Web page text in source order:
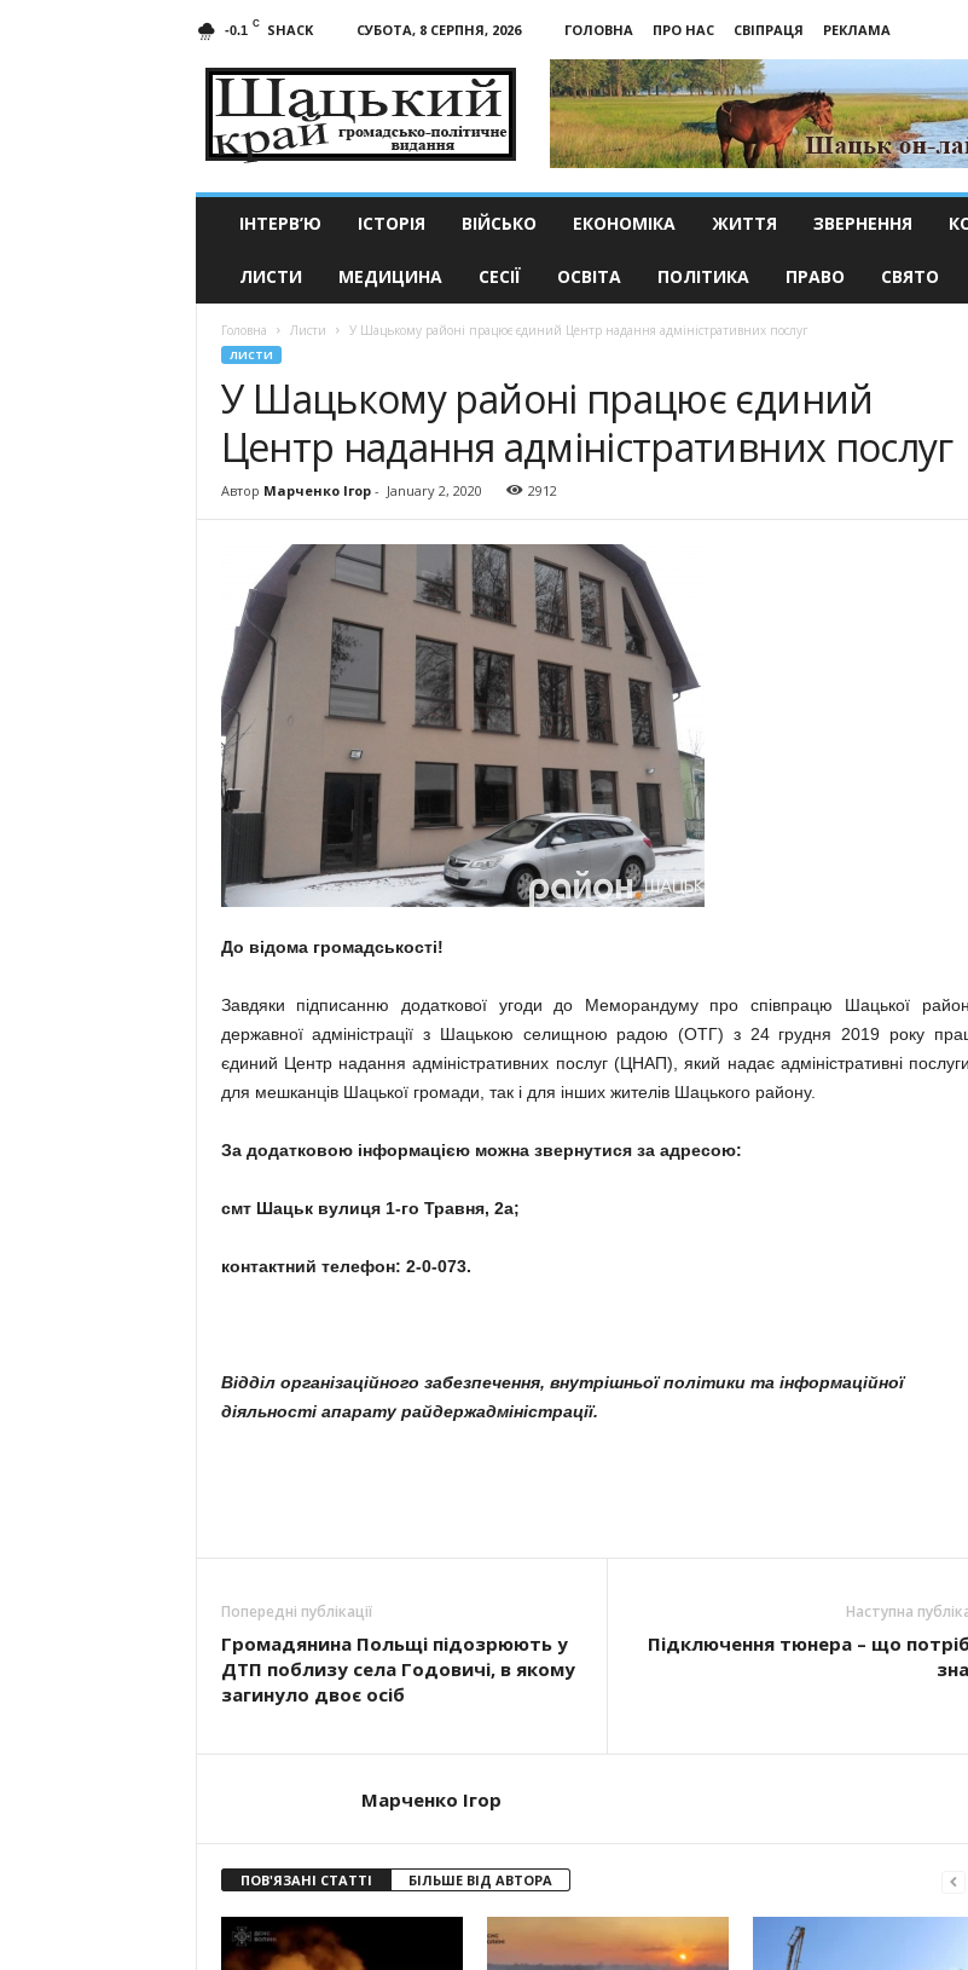
-0.1 C SHACK СУБОТА, 8 СЕРПНЯ, 2026 ГОЛОВНА ПРО НАС СВІПРАЦЯ
РЕКЛАМА
край
ІНТЕРВ’Ю ІСТОРІЯ ВІЙСЬКО ЕКОНОМІКА ЖИТТЯ ЗВЕРНЕННЯ
ЛИСТИ МЕДИЦИНА СЕСІЇ ОСВІТА ПОЛІТИКА ПРАВО СВЯТО
Головна Листи У Шацькому районі працює єдиний Центр надання адміністративних послуг
ЛИСТИ
У Шацькому районі працює єдиний
Центр надання адміністративних послуг
Автор Марченко Ігор- January 2, 2020 2912
До відома громадськості!
Завдяки підписанню додаткової угоди до Меморандуму про співпрацю Шацької
державної адміністрації з Шацькою селищною радою (ОТГ) з 24 грудня 2019 року
єдиний Центр надання адміністративних послуг (ЦНАП), який надає адміністративні
для мешканців Шацької громади, так і для інших жителів Шацького району.
За додатковою інформацією можна звернутися за адресою:
смт Шацьк вулиця 1-го Травня, 2а;
контактний телефон: 2-0-073.
Відділ організаційного забезпечення, внутрішньої політики та інформаційної
діяльності апарату райдержадміністрації.
Попередні публікації
Громадянина Польщі підозрюють у
ДТП поблизу села Годовичі, в якому
загинуло двоє осіб
Наступна
Підключення тюнера – що
Марченко Ігор
ПОВ'ЯЗАНІ СТАТТІ БІЛЬШЕ ВІД АВТОРА